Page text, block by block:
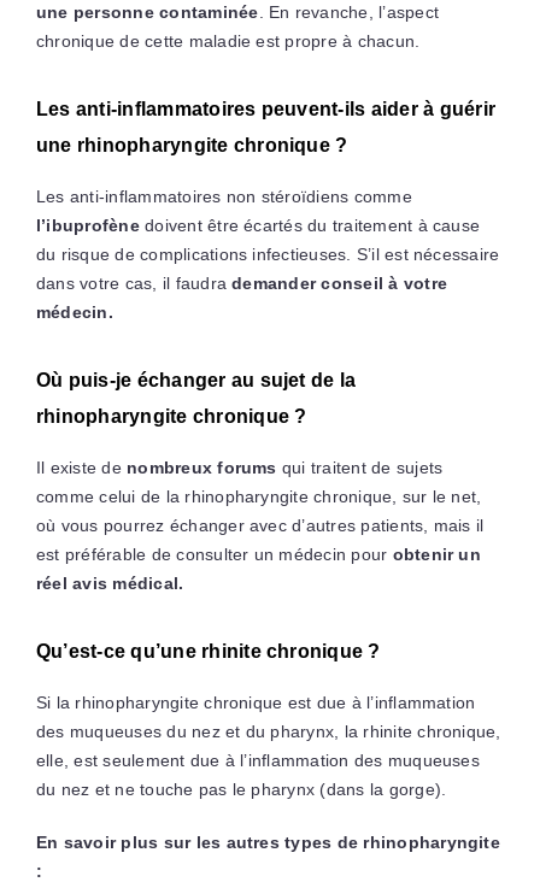
une personne contaminée . En revanche, l’aspect
chronique de cette maladie est propre à chacun.
Les anti-inflammatoires peuvent-ils aider à guérir
une rhinopharyngite chronique ?
Les anti-inflammatoires non stéroïdiens comme
l’ibuprofènedoivent être écartés du traitement à cause
du risque de complications infectieuses. S’il est nécessaire
dans votre cas, il faudrademander conseil à votre
médecin.
Où puis-je échanger au sujet de la
rhinopharyngite chronique ?
Il existe de nombreux forums qui traitent de sujets
comme celui de la rhinopharyngite chronique, sur le net,
où vous pourrez échanger avec d’autres patients, mais il
est préférable de consulter un médecin pour obtenir un
réel avis médical.
Qu’est-ce qu’une rhinite chronique ?
Si la rhinopharyngite chronique est due à l’inflammation
des muqueuses du nez et du pharynx, la rhinite chronique,
elle, est seulement due à l’inflammation des muqueuses
du nez et ne touche pas le pharynx (dans la gorge).
En savoir plus sur les autres types de rhinopharyngite
: